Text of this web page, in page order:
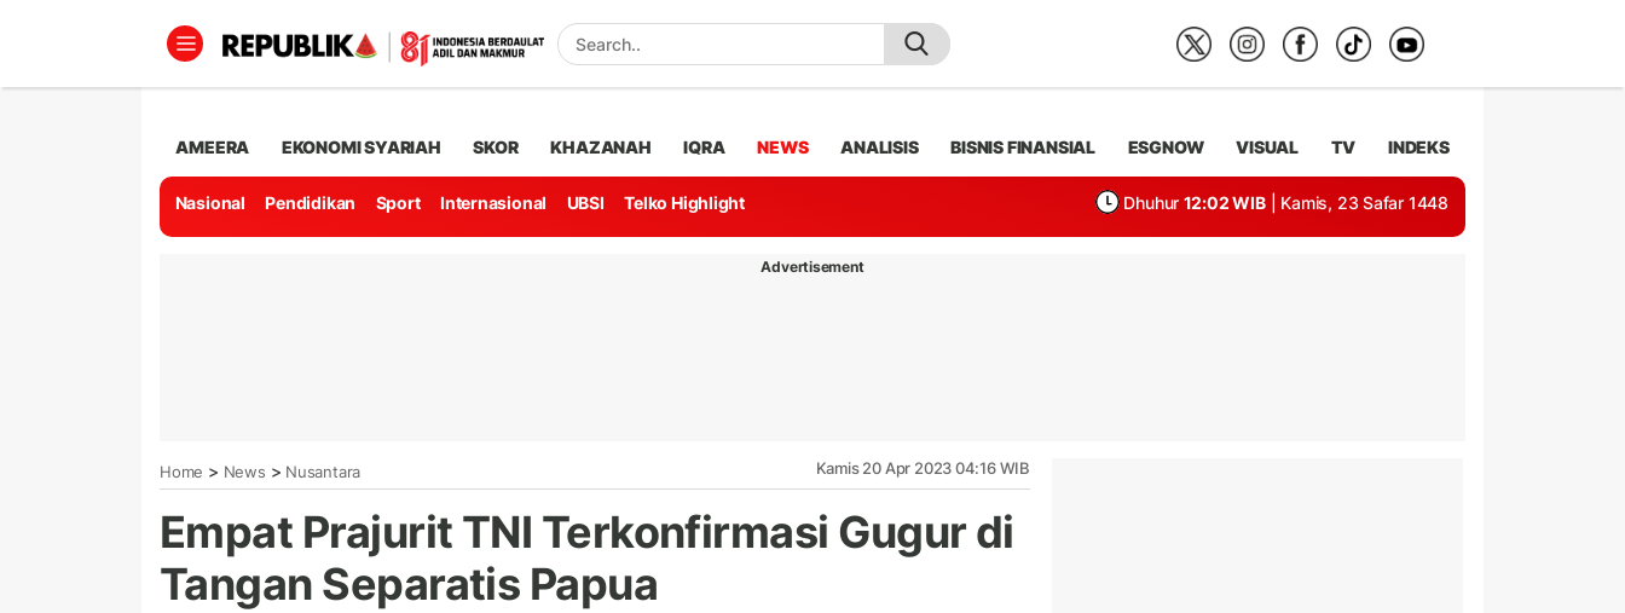
AMEERA EKONOMI SYARIAH SKOR KHAZANAH IQRA NEWS ANALISIS BISNIS FINANSIAL ESGNOW VISUAL TV INDEKS
Nasional Pendidikan Sport Internasional UBSI Telko Highlight Dhuhur 12:02 WIB | Kamis, 23 Safar 1448
Advertisement
Home > News > Nusantara Kamis 20 Apr 2023 04:16 WIB
Empat Prajurit TNI Terkonfirmasi Gugur di
Tangan Separatis Papua